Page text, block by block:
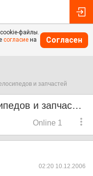
файлы.
согласие на
Согласен
и запчастей
Покупка и продажа велосипедов и запчастей
Online 1
02:20 10.12.2006